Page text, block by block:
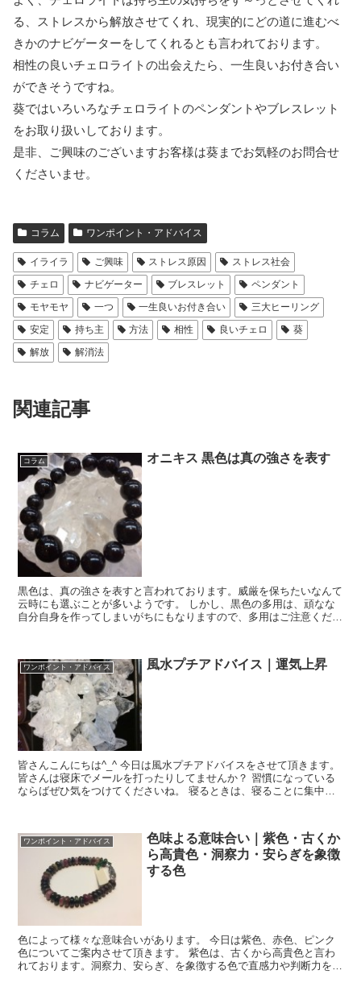
る、ストレスから解放させてくれ、現実的にどの道に進むべ
きかのナビゲーターをしてくれるとも言われております。
相性の良いチェロライトの出会えたら、一生良いお付き合い
ができそうですね。
葵ではいろいろなチェロライトのペンダントやブレスレット
をお取り扱いしております。
是非、ご興味のございますお客様は葵までお気軽のお問合せ
くださいませ。
コラム ワンポイント・アドバイス
イライラ ご興味 ストレス原因
ストレス社会
チェロ
ナビゲーター ブレスレット
ペンダント
モヤモヤ
一つ 一生良いお付き合い
三大ヒーリング
安定
持ち主 方法 相性 良いチェロ
葵
解放
解消法
関連記事
コラム オニキス 黒色は真の強さを表す
黒色は、真の強さを表すと言われております。威厳を保ちたいなんて
云時にも選ぶことが多いようです。 しかし、黒色の多用は、頑なな
自分自身を作ってしまいがちにもなりますので、多用はご注意くださ
ワンポイント・アドバイス 風水プチアドバイス｜運気上昇
皆さんこんにちは^_^ 今日は風水プチアドバイスをさせて頂きます。
皆さんは寝床でメールを打ったりしてませんか？ 習慣になっている
ならばぜひ気をつけてくださいね。 寝るときは、寝ることに集中す
ワンポイント・アドバイス
色味よる意味合い｜紫色・古くか
ら高貴色・洞察力・安らぎを象徴
する色
色によって様々な意味合いがあります。 今日は紫色、赤色、ピンク
色についてご案内させて頂きます。 紫色は、古くから高貴色と言わ
れております。洞察力、安らぎ、を象徴する色で直感力や判断力を高